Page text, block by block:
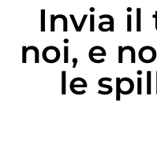
Invia il
noi, e
le